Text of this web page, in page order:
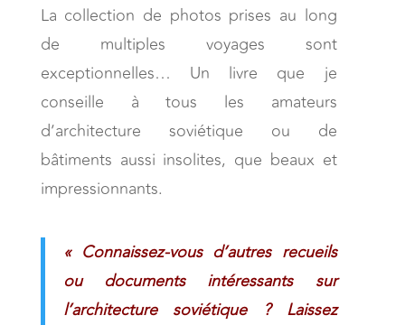
La collection de photos prises au long
de multiples voyages sont
exceptionnelles… Un livre que je
conseille à tous les amateurs
d’architecture soviétique ou de
bâtiments aussi insolites, que beaux et
impressionnants.
« Connaissez-vous d’autres recueils
ou documents intéressants sur
l’architecture soviétique ? Laissez